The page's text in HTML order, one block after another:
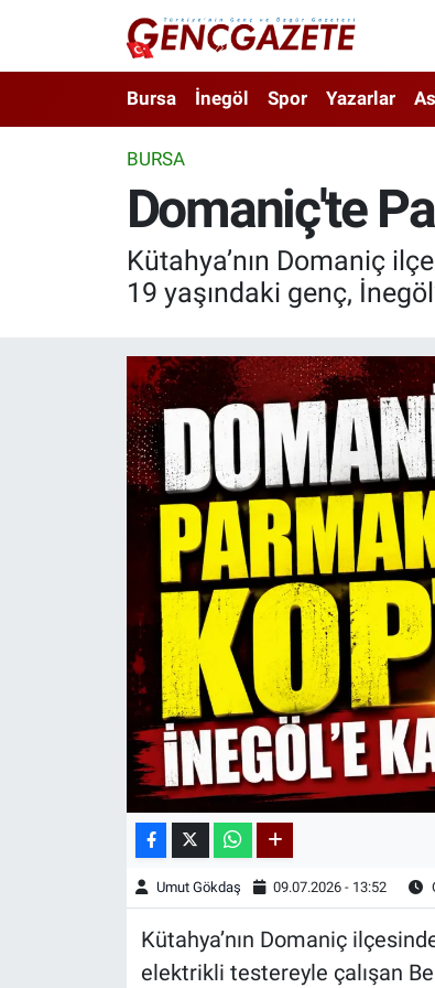
Bursa İnegöl Spor Yazarlar
BURSA
Domaniç'te
Kütahya’nın Domaniç
19 yaşındaki genç,
Umut Gökdaş 09.07.2026 - 13:52
Kütahya’nın Domaniç
elektrikli testereyle çalışan
3.SAYFA
Kadın & Aile
Kültür & Sanat
Teknoloji
Yazarlar
Nöbetçi Eczaneler
Trafik Durumu
Süper Lig Puan Durumu ve Fikstür
Tüm Manşetler
Son Dakika Haberleri
Haber Arşivi